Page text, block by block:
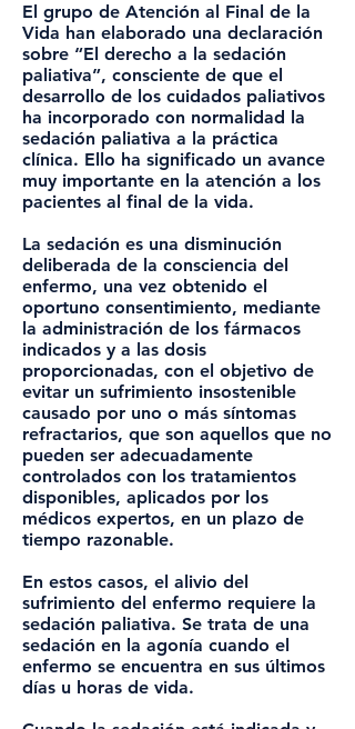
El grupo de Atención al Final de la
Vida han elaborado una declaración
sobre “El derecho a la sedación
paliativa”, consciente de que el
desarrollo de los cuidados paliativos
ha incorporado con normalidad la
sedación paliativa a la práctica
clínica. Ello ha significado un avance
muy importante en la atención a los
pacientes al final de la vida.
La sedación es una disminución
deliberada de la consciencia del
enfermo, una vez obtenido el
oportuno consentimiento, mediante
la administración de los fármacos
indicados y a las dosis
proporcionadas, con el objetivo de
evitar un sufrimiento insostenible
causado por uno o más síntomas
refractarios, que son aquellos que no
pueden ser adecuadamente
controlados con los tratamientos
disponibles, aplicados por los
médicos expertos, en un plazo de
tiempo razonable.
En estos casos, el alivio del
sufrimiento del enfermo requiere la
sedación paliativa. Se trata de una
sedación en la agonía cuando el
enfermo se encuentra en sus últimos
días u horas de vida.